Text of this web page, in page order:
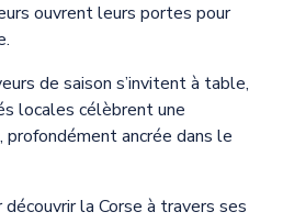
ouvrent leurs portes pour
de saison s’invitent à table,
locales célèbrent une
ancrée dans le
la Corse à travers ses